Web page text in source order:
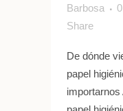
Barbosa
Share
De dónde
papel
importarnos